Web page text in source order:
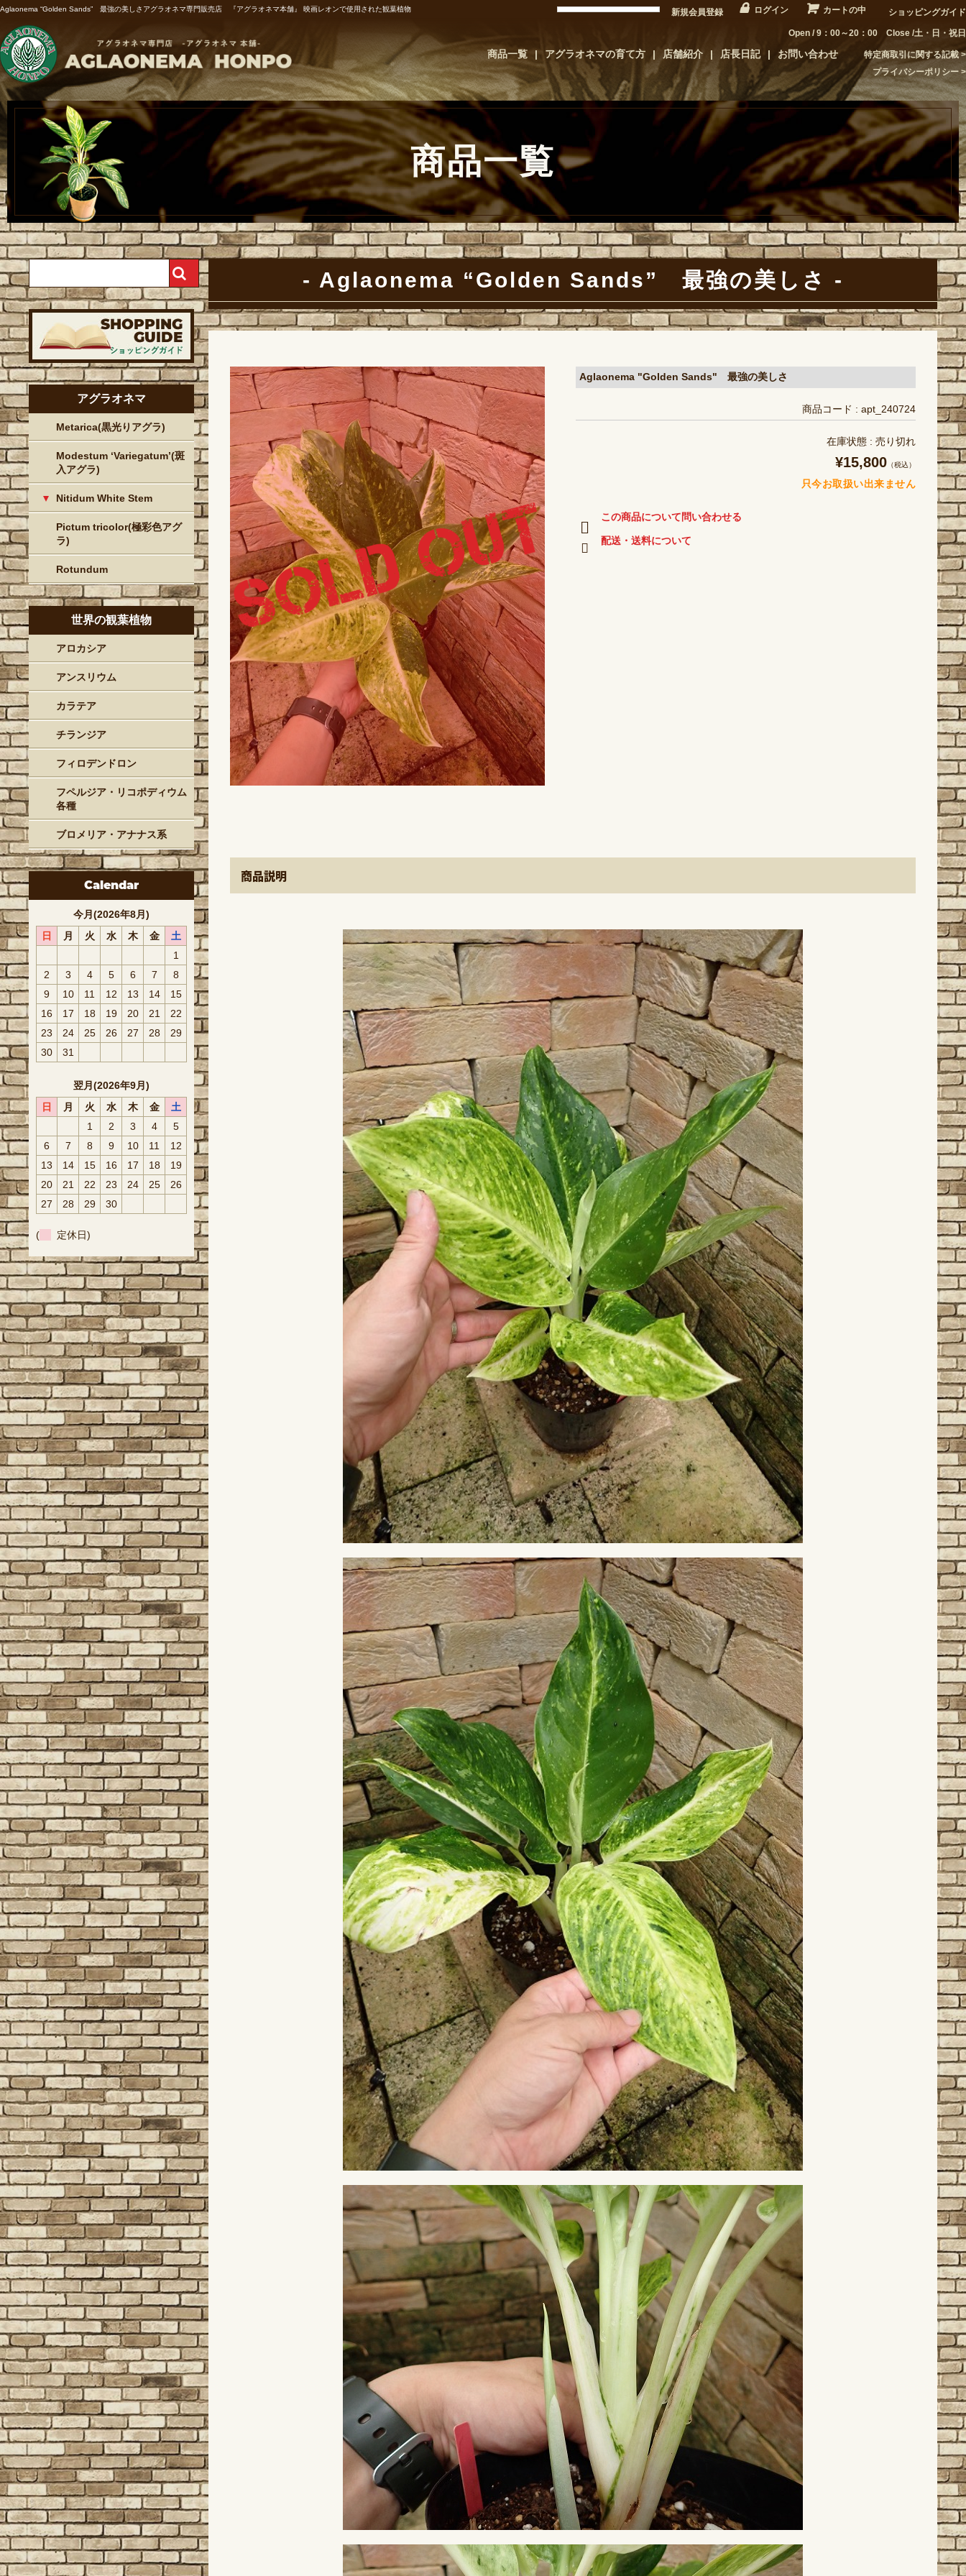
Aglaonema “Golden Sands” 最強の美しさアグラオネマ専門販売店 『アグラオネマ本舗』 映画レオンで使用された観葉植物 新規会員登録 ログイン カートの中 ショッピングガイド
Open / 9：00～20：00 Close /土・日・祝日
商品一覧 アグラオネマの育て方 店舗紹介 店長日記 お問い合わせ
特定商取引に関する記載
プライバシーポリシー
商品一覧
Aglaonema “Golden Sands” 最強の美しさ
Aglaonema "Golden Sands" 最強の美しさ
商品コード : apt_240724
在庫状態 : 売り切れ
¥15,800 （税込）
只今お取扱い出来ません
この商品について問い合わせる
配送・送料について
商品説明
アグラオネマ
Metarica(黒光りアグラ)
Modestum ‘Variegatum’(斑
入アグラ)
Nitidum White Stem
Pictum tricolor(極彩色アグ
ラ)
Rotundum
世界の観葉植物
アロカシア
アンスリウム
カラテア
チランジア
フィロデンドロン
フペルジア・リコポディウム
各種
ブロメリア・アナナス系
Calendar
今月(2026年8月)
日
月 火 水 木 金
土
1
2
3 4 5 6 7
8
9
10 11 12 13 14
15
16
17 18 19 20 21
22
23
24 25 26 27 28
29
30
31
翌月(2026年9月)
日
月 火 水 木 金
土
1
2 3 4
5
6
7 8 9 10 11
12
13
14 15 16 17 18
19
20
21 22 23 24 25
26
27
28 29 30
( 定休日)